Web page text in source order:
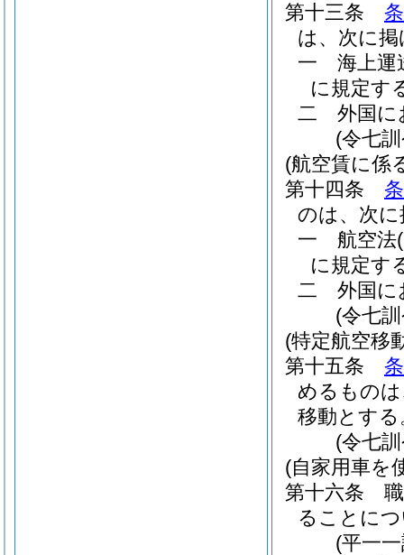
第十三条
は、次に
一
海上運
に規定す
二
外国に
(令七
(航空賃に係
第十四条
のは、次
一
航空法
に規定す
二
外国に
(令七
(特定航空移
第十五条
めるもの
移動とする
(令七
(自家用車を
第十六条
ることに
(平一